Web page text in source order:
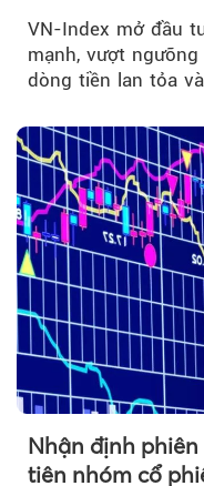
VN-Index mở đầu
mạnh, vượt
dòng tiền lan tỏa
Nhận định
tiên nhóm cổ